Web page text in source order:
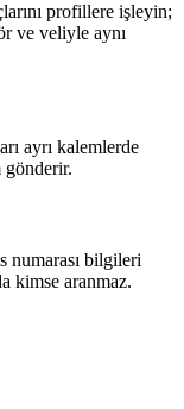
profillere işleyin;
ve veliyle aynı
ayrı kalemlerde
gönderir.
numarası bilgileri
kimse aranmaz.